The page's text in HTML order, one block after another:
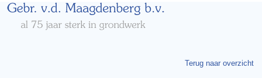
Terug naar overzicht